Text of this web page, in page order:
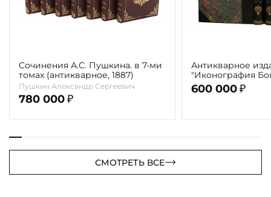
Сочинения А.С. Пушкина. в 7-ми
томах (антикварное, 1887)
Пушкин Александр Сергеевич
780 000 ₽
Антикварное
"Иконография
г. (в 2-х томах с
автора)
600 000 ₽
СМОТРЕТЬ ВСЕ